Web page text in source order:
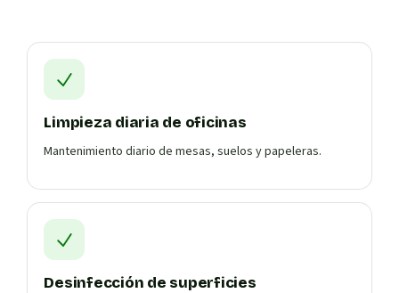
Limpieza diaria de oficinas
Mantenimiento diario de mesas, suelos y papeleras.
Desinfección de superficies